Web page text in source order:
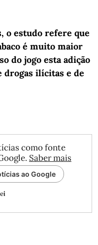
o estudo refere que
é muito maior
do jogo esta adição
drogas ilícitas e de
como fonte
Saber mais
ao Google